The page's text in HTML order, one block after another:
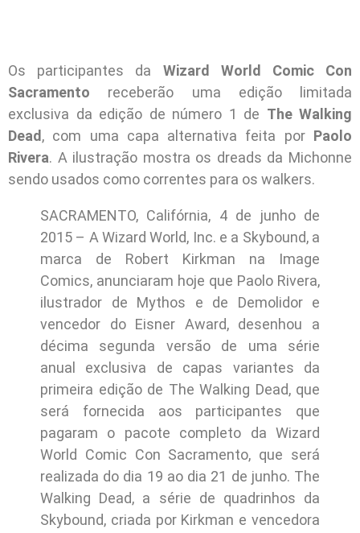
Os participantes da Wizard World Comic Con
Sacramento receberão uma edição limitada
exclusiva da edição de número 1 de The Walking
Dead, com uma capa alternativa feita por Paolo
Rivera. A ilustração mostra os dreads da Michonne
sendo usados como correntes para os walkers.
SACRAMENTO, Califórnia, 4 de junho de
2015 – A Wizard World, Inc. e a Skybound, a
marca de Robert Kirkman na Image
Comics, anunciaram hoje que Paolo Rivera,
ilustrador de Mythos e de Demolidor e
vencedor do Eisner Award, desenhou a
décima segunda versão de uma série
anual exclusiva de capas variantes da
primeira edição de The Walking Dead, que
será fornecida aos participantes que
pagaram o pacote completo da Wizard
World Comic Con Sacramento, que será
realizada do dia 19 ao dia 21 de junho. The
Walking Dead, a série de quadrinhos da
Skybound, criada por Kirkman e vencedora